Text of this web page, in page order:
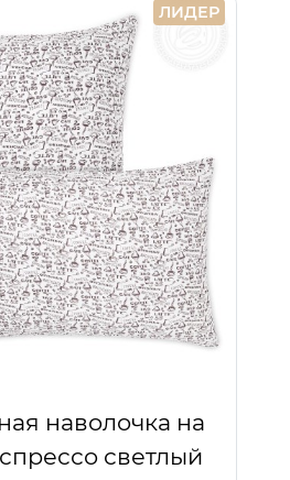
ЛИДЕР
наволочка на
светлый